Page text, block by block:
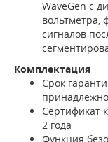
WaveGen с
вольтметра,
сигналов
Комплектация
Срок
Сертификат
2 года
Функция